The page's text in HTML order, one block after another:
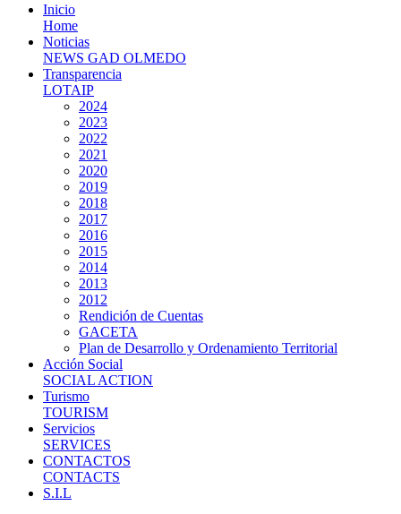
Inicio
Home
Noticias
NEWS GAD OLMEDO
Transparencia
LOTAIP
2024
2023
2022
2021
2020
2019
2018
2017
2016
2015
2014
2013
2012
Rendición de Cuentas
GACETA
Plan de Desarrollo y Ordenamiento Territorial
Acción Social
SOCIAL ACTION
Turismo
TOURISM
Servicios
SERVICES
CONTACTOS
CONTACTS
S.I.L